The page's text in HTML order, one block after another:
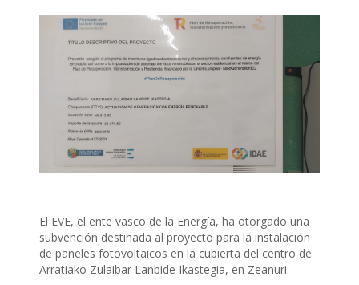
El EVE, el ente vasco de la Energía, ha otorgado una
subvención destinada al proyecto para la instalación
de paneles fotovoltaicos en la cubierta del centro de
Arratiako Zulaibar Lanbide Ikastegia, en Zeanuri.